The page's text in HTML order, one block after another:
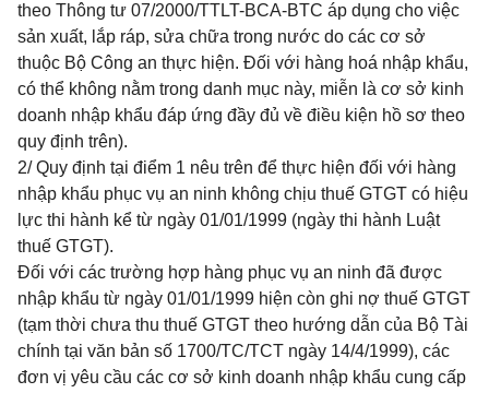
theo Thông tư 07/2000/TTLT-BCA-BTC áp dụng cho việc
sản xuất, lắp ráp, sửa chữa trong nước do các cơ sở
thuộc Bộ Công an thực hiện. Đối với hàng hoá nhập khẩu,
có thể không nằm trong danh mục này, miễn là cơ sở kinh
doanh nhập khẩu đáp ứng đầy đủ về điều kiện hồ sơ theo
quy định trên).
2/ Quy định tại điểm 1 nêu trên để thực hiện đối với hàng
nhập khẩu phục vụ an ninh không chịu thuế GTGT có hiệu
lực thi hành kể từ ngày 01/01/1999 (ngày thi hành Luật
thuế GTGT).
Đối với các trường hợp hàng phục vụ an ninh đã được
nhập khẩu từ ngày 01/01/1999 hiện còn ghi nợ thuế GTGT
(tạm thời chưa thu thuế GTGT theo hướng dẫn của Bộ Tài
chính tại văn bản số 1700/TC/TCT ngày 14/4/1999), các
đơn vị yêu cầu các cơ sở kinh doanh nhập khẩu cung cấp